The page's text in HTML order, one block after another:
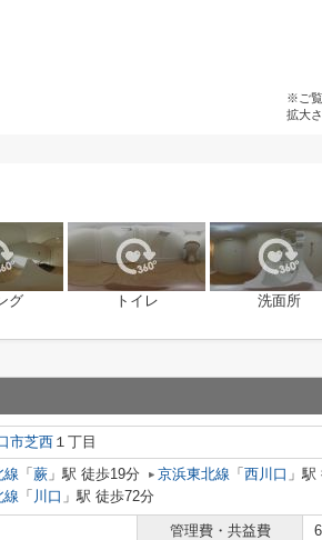
※ご覧
拡大
グ トイレ 洗面所
市芝西 １丁目
線 「 蕨 」駅 徒歩19分 京浜東北線 「 西川口 」
線 「 川口 」駅 徒歩72分
管理費・共益費